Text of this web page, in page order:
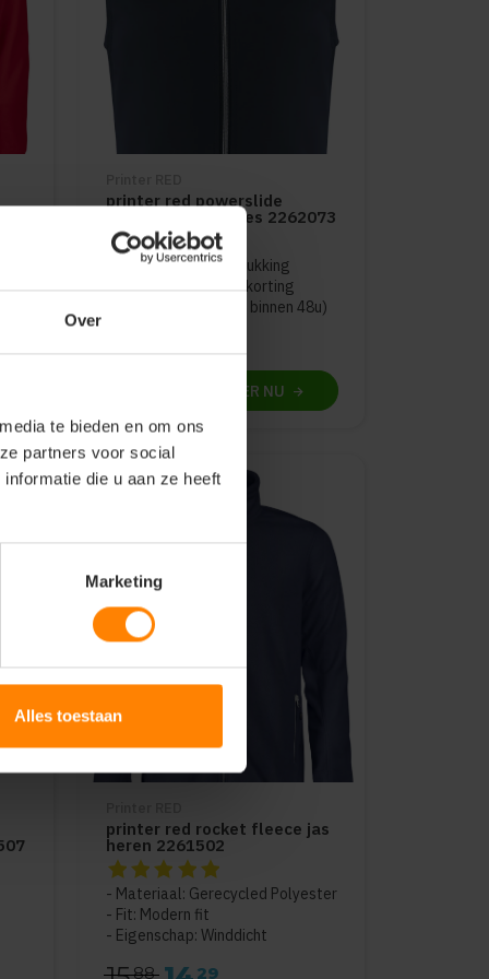
Over
te bieden en om ons
partners voor social
die u aan ze heeft
Marketing
Alles toestaan
van de 5
printer red powerslide
bodywarmer dames 2262073
Met of zonder bedrukking
Meer stuks = meer korting
Snelle levering (tot binnen 48u)
25
PERSONALISEER NU
printer red rocket fleece jas
heren 2261502
De beoordeling van dit product is
Materiaal: Gerecycled Polyester
Fit: Modern fit
Eigenschap: Winddicht
88 29